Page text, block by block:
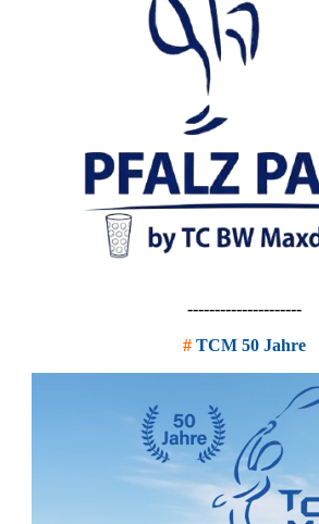
---------------------
# TCM 50 Jahre